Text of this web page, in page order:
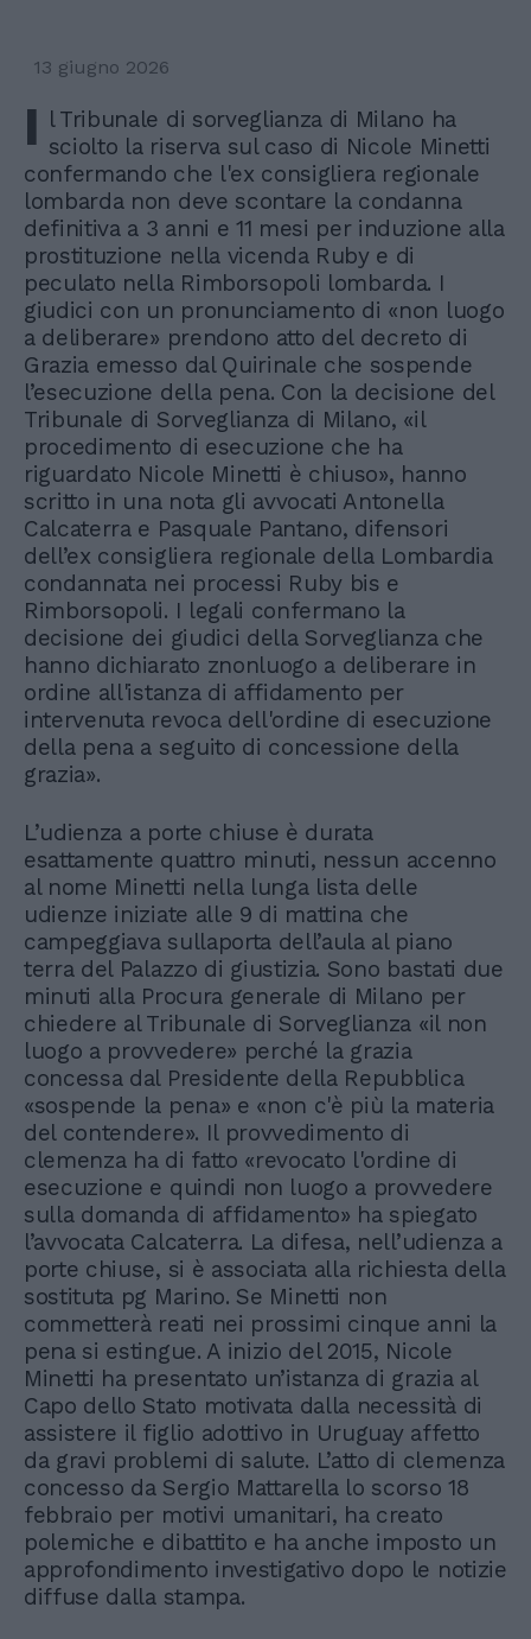
13 giugno 2026
I l Tribunale di sorveglianza di Milano ha
sciolto la riserva sul caso di Nicole Minetti
confermando che l'ex consigliera regionale
lombarda non deve scontare la condanna
definitiva a 3 anni e 11 mesi per induzione alla
prostituzione nella vicenda Ruby e di
peculato nella Rimborsopoli lombarda. I
giudici con un pronunciamento di «non luogo
a deliberare» prendono atto del decreto di
Grazia emesso dal Quirinale che sospende
l’esecuzione della pena. Con la decisione del
Tribunale di Sorveglianza di Milano, «il
procedimento di esecuzione che ha
riguardato Nicole Minetti è chiuso», hanno
scritto in una nota gli avvocati Antonella
Calcaterra e Pasquale Pantano, difensori
dell’ex consigliera regionale della Lombardia
condannata nei processi Ruby bis e
Rimborsopoli. I legali confermano la
decisione dei giudici della Sorveglianza che
hanno dichiarato znonluogo a deliberare in
ordine all'istanza di affidamento per
intervenuta revoca dell'ordine di esecuzione
della pena a seguito di concessione della
grazia».
L’udienza a porte chiuse è durata
esattamente quattro minuti, nessun accenno
al nome Minetti nella lunga lista delle
udienze iniziate alle 9 di mattina che
campeggiava sullaporta dell’aula al piano
terra del Palazzo di giustizia. Sono bastati due
minuti alla Procura generale di Milano per
chiedere al Tribunale di Sorveglianza «il non
luogo a provvedere» perché la grazia
concessa dal Presidente della Repubblica
«sospende la pena» e «non c'è più la materia
del contendere». Il provvedimento di
clemenza ha di fatto «revocato l'ordine di
esecuzione e quindi non luogo a provvedere
sulla domanda di affidamento» ha spiegato
l’avvocata Calcaterra. La difesa, nell’udienza a
porte chiuse, si è associata alla richiesta della
sostituta pg Marino. Se Minetti non
commetterà reati nei prossimi cinque anni la
pena si estingue. A inizio del 2015, Nicole
Minetti ha presentato un’istanza di grazia al
Capo dello Stato motivata dalla necessità di
assistere il figlio adottivo in Uruguay affetto
da gravi problemi di salute. L’atto di clemenza
concesso da Sergio Mattarella lo scorso 18
febbraio per motivi umanitari, ha creato
polemiche e dibattito e ha anche imposto un
approfondimento investigativo dopo le notizie
diffuse dalla stampa.